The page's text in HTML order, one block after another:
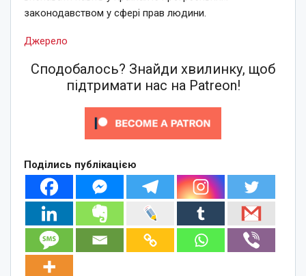
законодавством у сфері прав людини.
Джерело
Сподобалось? Знайди хвилинку, щоб
підтримати нас на Patreon!
Поділись публікацією